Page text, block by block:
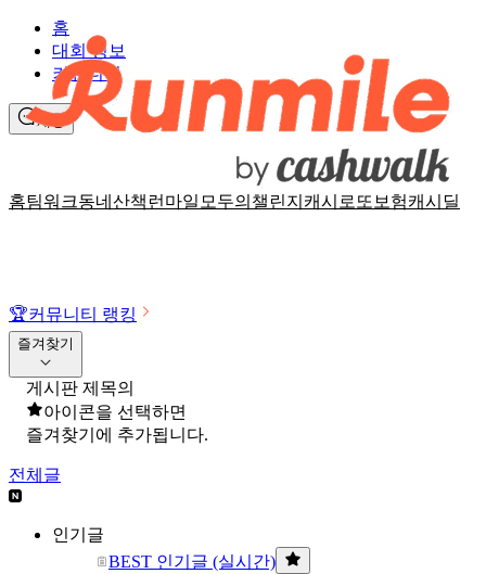
홈팀워크동네산책 런마일 모두의챌린지 캐시로또 보험캐시딜
홈
대회 정보
커뮤니티
채팅
🏆커뮤니티 랭킹
즐겨찾기
게시판 제목의
아이콘을 선택하면
즐겨찾기에 추가됩니다.
전체글
인기글
BEST 인기글 (실시간)